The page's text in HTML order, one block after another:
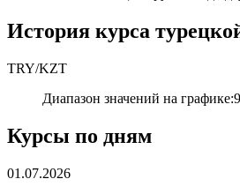
История курса
TRY/KZT
Диапазон значений на графике:
Курсы по дням
01.07.2026